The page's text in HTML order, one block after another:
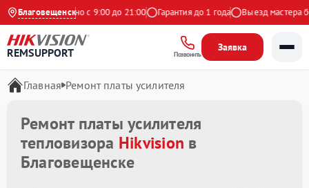
Благовещенск
Ежедневно с 9:00 до 21:00 Гарантия до 1 года Выезд мастера
REMSUPPORT Позвонить
Заявка
Главная Ремонт платы усилителя
Ремонт платы усилителя
тепловизора Hikvision в
Благовещенске